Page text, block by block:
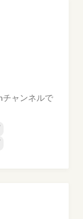
チャンネルで